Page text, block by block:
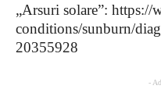
„Arsuri solare”: https://
conditions/sunburn/
20355928
-